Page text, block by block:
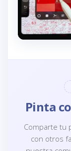
Pinta
Comparte tu
con otros